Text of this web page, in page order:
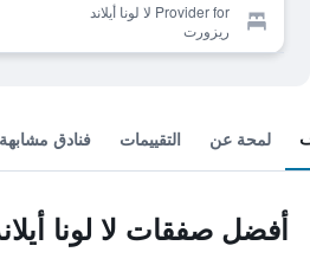
Provider for لا لونا أيلاند
ريزورت
لمحة عن التقييمات فنادق مشابهة
أفضل صفقات لا لونا